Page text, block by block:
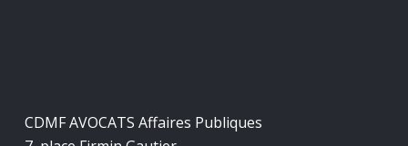
CDMF AVOCATS Affaires Publiques